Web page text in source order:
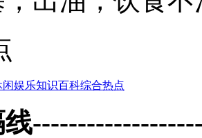
闲娱乐知识百科综合热点